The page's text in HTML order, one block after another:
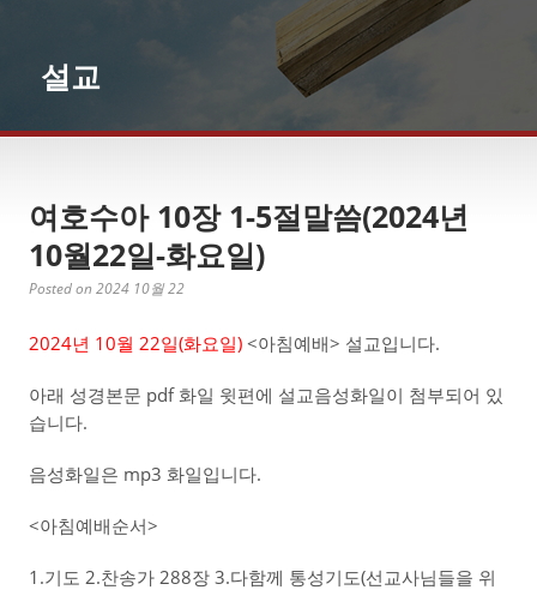
설교
여호수아 10장 1-5절말씀(2024년
10월22일-화요일)
Posted on 2024 10월 22
2024년 10월 22일(화요일) <아침예배> 설교입니다.
아래 성경본문 pdf 화일 윗편에 설교음성화일이 첨부되어 있
습니다.
음성화일은 mp3 화일입니다.
<아침예배순서>
1.기도 2.찬송가 288장 3.다함께 통성기도(선교사님들을 위